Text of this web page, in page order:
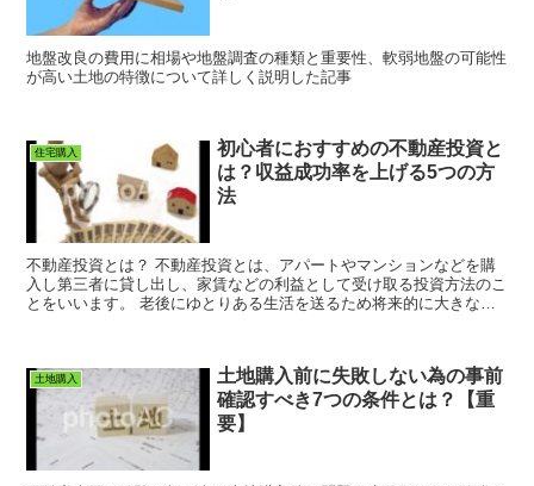
地盤改良の費用に相場や地盤調査の種類と重要性、軟弱地盤の可能性
が高い土地の特徴について詳しく説明した記事
住宅購入
初心者におすすめの不動産投資と
は？収益成功率を上げる5つの方
法
不動産投資とは？ 不動産投資とは、アパートやマンションなどを購
入し第三者に貸し出し、家賃などの利益として受け取る投資方法のこ
とをいいます。 老後にゆとりある生活を送るため将来的に大きな利
土地購入
土地購入前に失敗しない為の事前
確認すべき7つの条件とは？【重
要】